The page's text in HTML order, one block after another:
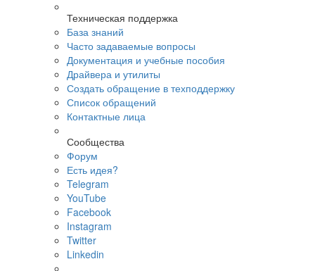
Техническая поддержка
База знаний
Часто задаваемые вопросы
Документация и учебные пособия
Драйвера и утилиты
Создать обращение в техподдержку
Список обращений
Контактные лица
Сообщества
Форум
Есть идея?
Telegram
YouTube
Facebook
Instagram
Twitter
Linkedin